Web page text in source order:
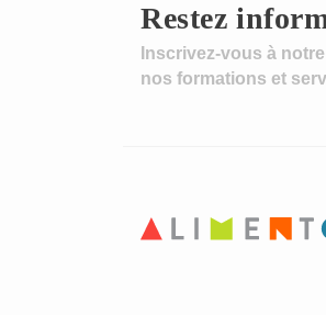
Restez
Inscrivez-vous à
nos formations et